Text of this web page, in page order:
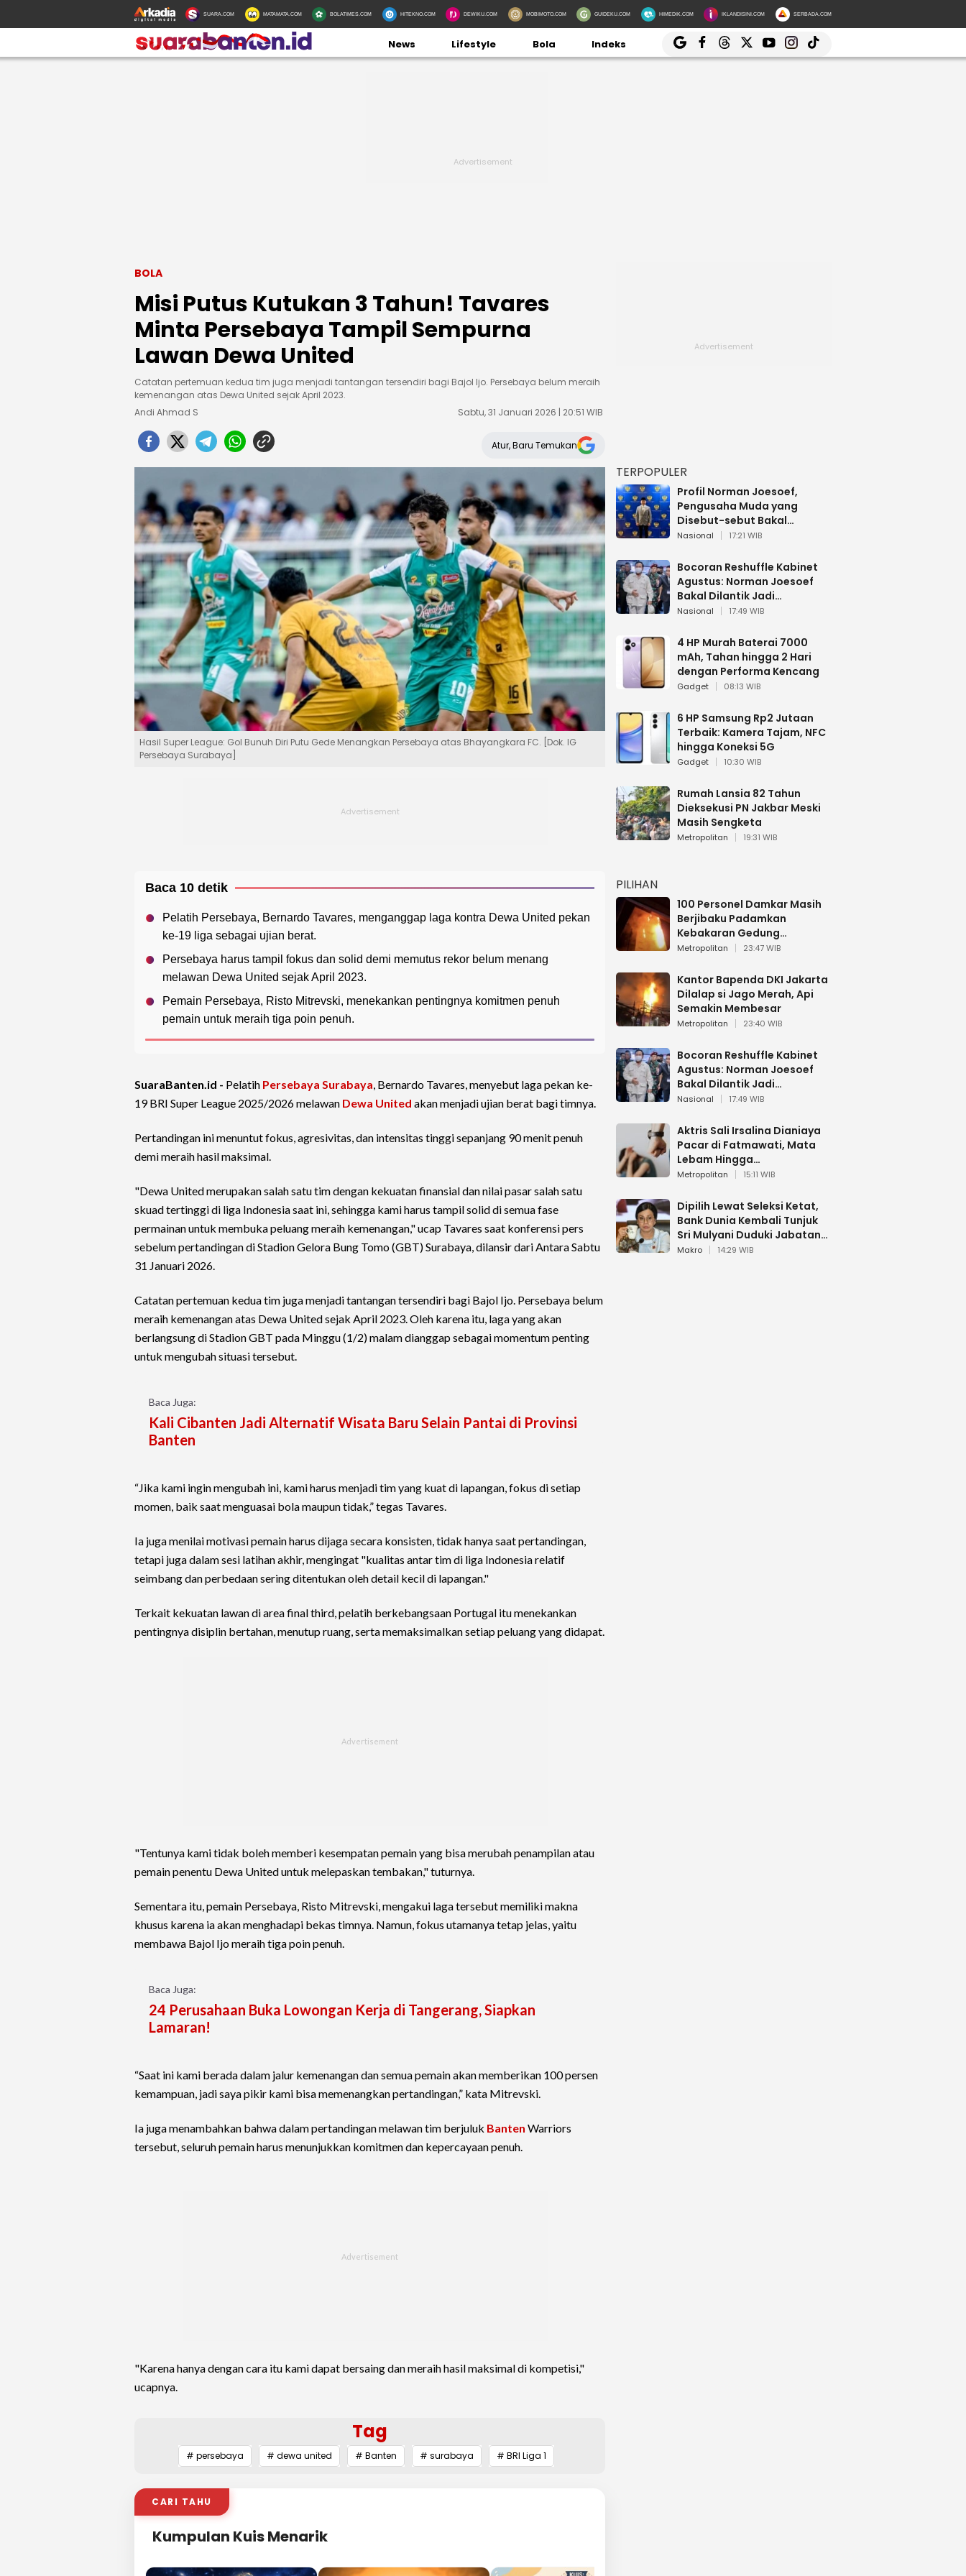
SUARA.COM MATAMATA.COM BOLATIMES.COM HITEKNO.COM DEWIKU.COM MOBIMOTO.COM GUIDEKU.COM HIMEDIK.COM IKLANDISINI.COM SERBADA.COM
News Lifestyle Bola Indeks
BOLA
Misi Putus Kutukan 3 Tahun! Tavares
Minta Persebaya Tampil Sempurna
Lawan Dewa United
Catatan pertemuan kedua tim juga menjadi tantangan tersendiri bagi Bajol Ijo. Persebaya belum meraih
kemenangan atas Dewa United sejak April 2023.
Andi Ahmad S
Sabtu, 31 Januari 2026 | 20:51 WIB
Atur, Baru Temukan
Hasil Super League: Gol Bunuh Diri Putu Gede Menangkan Persebaya atas Bhayangkara FC. [Dok. IG
Persebaya Surabaya]
Baca 10 detik
Pelatih Persebaya, Bernardo Tavares, menganggap laga kontra Dewa United pekan
ke-19 liga sebagai ujian berat.
Persebaya harus tampil fokus dan solid demi memutus rekor belum menang
melawan Dewa United sejak April 2023.
Pemain Persebaya, Risto Mitrevski, menekankan pentingnya komitmen penuh
pemain untuk meraih tiga poin penuh.
SuaraBanten.id - Pelatih Persebaya Surabaya, Bernardo Tavares, menyebut laga pekan ke-
19 BRI Super League 2025/2026 melawan Dewa United akan menjadi ujian berat bagi timnya.
Pertandingan ini menuntut fokus, agresivitas, dan intensitas tinggi sepanjang 90 menit penuh
demi meraih hasil maksimal.
"Dewa United merupakan salah satu tim dengan kekuatan finansial dan nilai pasar salah satu
skuad tertinggi di liga Indonesia saat ini, sehingga kami harus tampil solid di semua fase
permainan untuk membuka peluang meraih kemenangan," ucap Tavares saat konferensi pers
sebelum pertandingan di Stadion Gelora Bung Tomo (GBT) Surabaya, dilansir dari Antara Sabtu
31 Januari 2026.
Catatan pertemuan kedua tim juga menjadi tantangan tersendiri bagi Bajol Ijo. Persebaya belum
meraih kemenangan atas Dewa United sejak April 2023. Oleh karena itu, laga yang akan
berlangsung di Stadion GBT pada Minggu (1/2) malam dianggap sebagai momentum penting
untuk mengubah situasi tersebut.
Baca Juga:
Kali Cibanten Jadi Alternatif Wisata Baru Selain Pantai di Provinsi
Banten
“Jika kami ingin mengubah ini, kami harus menjadi tim yang kuat di lapangan, fokus di setiap
momen, baik saat menguasai bola maupun tidak,” tegas Tavares.
Ia juga menilai motivasi pemain harus dijaga secara konsisten, tidak hanya saat pertandingan,
tetapi juga dalam sesi latihan akhir, mengingat "kualitas antar tim di liga Indonesia relatif
seimbang dan perbedaan sering ditentukan oleh detail kecil di lapangan."
Terkait kekuatan lawan di area final third, pelatih berkebangsaan Portugal itu menekankan
pentingnya disiplin bertahan, menutup ruang, serta memaksimalkan setiap peluang yang didapat.
"Tentunya kami tidak boleh memberi kesempatan pemain yang bisa merubah penampilan atau
pemain penentu Dewa United untuk melepaskan tembakan," tuturnya.
Sementara itu, pemain Persebaya, Risto Mitrevski, mengakui laga tersebut memiliki makna
khusus karena ia akan menghadapi bekas timnya. Namun, fokus utamanya tetap jelas, yaitu
membawa Bajol Ijo meraih tiga poin penuh.
Baca Juga:
24 Perusahaan Buka Lowongan Kerja di Tangerang, Siapkan
Lamaran!
“Saat ini kami berada dalam jalur kemenangan dan semua pemain akan memberikan 100 persen
kemampuan, jadi saya pikir kami bisa memenangkan pertandingan,” kata Mitrevski.
Ia juga menambahkan bahwa dalam pertandingan melawan tim berjuluk Banten Warriors
tersebut, seluruh pemain harus menunjukkan komitmen dan kepercayaan penuh.
"Karena hanya dengan cara itu kami dapat bersaing dan meraih hasil maksimal di kompetisi,"
ucapnya.
Tag
# persebaya # dewa united # Banten # surabaya # BRI Liga 1
CARI TAHU
Kumpulan Kuis Menarik
TERPOPULER
Profil Norman Joesoef,
Pengusaha Muda yang
Disebut-sebut Bakal
Dilantik Jadi Wamenhan RI
Nasional 17:21 WIB
Bocoran Reshuffle Kabinet
Agustus: Norman Joesoef
Bakal Dilantik Jadi
Wamenhan RI
Nasional 17:49 WIB
4 HP Murah Baterai 7000
mAh, Tahan hingga 2 Hari
dengan Performa Kencang
Gadget 08:13 WIB
6 HP Samsung Rp2 Jutaan
Terbaik: Kamera Tajam, NFC
hingga Koneksi 5G
Gadget 10:30 WIB
Rumah Lansia 82 Tahun
Dieksekusi PN Jakbar Meski
Masih Sengketa
Metropolitan 19:31 WIB
PILIHAN
100 Personel Damkar Masih
Berjibaku Padamkan
Kebakaran Gedung
Bapenda DKI
Metropolitan 23:47 WIB
Kantor Bapenda DKI Jakarta
Dilalap si Jago Merah, Api
Semakin Membesar
Metropolitan 23:40 WIB
Bocoran Reshuffle Kabinet
Agustus: Norman Joesoef
Bakal Dilantik Jadi
Wamenhan RI
Nasional 17:49 WIB
Aktris Sali Irsalina Dianiaya
Pacar di Fatmawati, Mata
Lebam Hingga
Diselamatkan Polantas
Metropolitan 15:11 WIB
Dipilih Lewat Seleksi Ketat,
Bank Dunia Kembali Tunjuk
Sri Mulyani Duduki Jabatan
Strategis
Makro 14:29 WIB